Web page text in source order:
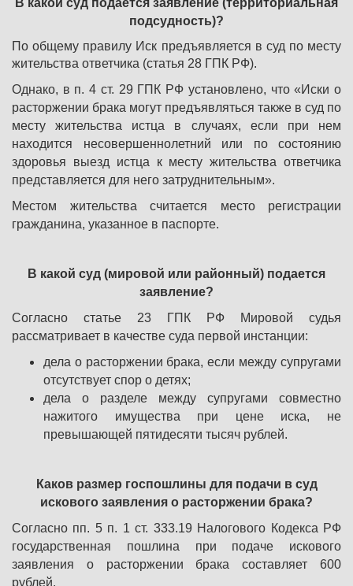
В какой суд подается заявление (территориальная
подсудность)?
По общему правилу Иск предъявляется в суд по месту
жительства ответчика (статья 28 ГПК РФ).
Однако, в п. 4 ст. 29 ГПК РФ установлено, что «Иски о
расторжении брака могут предъявляться также в суд по
месту жительства истца в случаях, если при нем
находится несовершеннолетний или по состоянию
здоровья выезд истца к месту жительства ответчика
представляется для него затруднительным».
Местом жительства считается место регистрации
гражданина, указанное в паспорте.
В какой суд (мировой или районный) подается
заявление?
Согласно статье 23 ГПК РФ Мировой судья
рассматривает в качестве суда первой инстанции:
дела о расторжении брака, если между супругами
отсутствует спор о детях;
дела о разделе между супругами совместно
нажитого имущества при цене иска, не
превышающей пятидесяти тысяч рублей.
Каков размер госпошлины для подачи в суд
искового заявления о расторжении брака?
Согласно пп. 5 п. 1 ст. 333.19 Налогового Кодекса РФ
государственная пошлина при подаче искового
заявления о расторжении брака составляет 600
рублей.